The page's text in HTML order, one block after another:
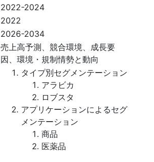
2022-2024
2022
2026-2034
売上高予測、競合環境、成長要
因、環境・規制情勢と動向
タイプ別セグメンテーション
アラビカ
ロブスタ
アプリケーションによるセグ
メンテーション
商品
医薬品